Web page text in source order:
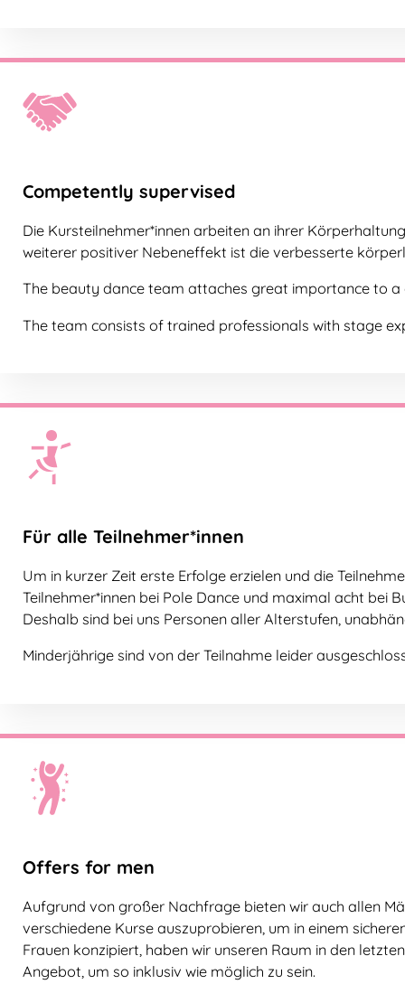
Competently supervised
Die Kursteilnehmer*innen arbeiten an ihrer
weiterer positiver Nebeneffekt ist die verbesserte
The beauty dance team attaches great importance to
The team consists of trained professionals with stage
Für alle Teilnehmer*innen
Um in kurzer Zeit erste Erfolge erzielen und die
Teilnehmer*innen bei Pole Dance und maximal acht bei
Deshalb sind bei uns Personen aller Alterstufen,
Minderjährige sind von der Teilnahme leider
Offers for men
Aufgrund von großer Nachfrage bieten wir auch allen
verschiedene Kurse auszuprobieren, um in einem
Frauen konzipiert, haben wir unseren Raum in den
Angebot, um so inklusiv wie möglich zu sein.